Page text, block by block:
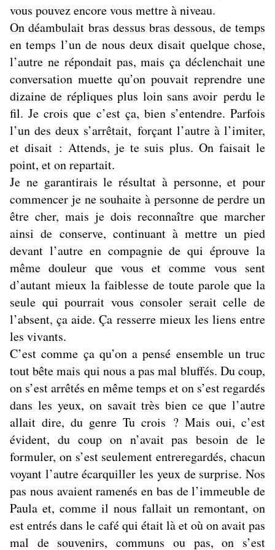
vous pouvez encore vous mettre à niveau.
On déambulait bras dessus bras dessous, de temps
en temps l’un de nous deux disait quelque chose,
l’autre ne répondait pas, mais ça déclenchait une
conversation muette qu’on pouvait reprendre une
dizaine de répliques plus loin sans avoir perdu le
fil. Je crois que c’est ça, bien s’entendre. Parfois
l’un des deux s’arrêtait, forçant l’autre à l’imiter,
et disait : Attends, je te suis plus. On faisait le
point, et on repartait.
Je ne garantirais le résultat à personne, et pour
commencer je ne souhaite à personne de perdre un
être cher, mais je dois reconnaître que marcher
ainsi de conserve, continuant à mettre un pied
devant l’autre en compagnie de qui éprouve la
même douleur que vous et comme vous sent
d’autant mieux la faiblesse de toute parole que la
seule qui pourrait vous consoler serait celle de
l’absent, ça aide. Ça resserre mieux les liens entre
les vivants.
C’est comme ça qu’on a pensé ensemble un truc
tout bête mais qui nous a pas mal bluffés. Du coup,
on s’est arrêtés en même temps et on s’est regardés
dans les yeux, on savait très bien ce que l’autre
allait dire, du genre Tu crois ? Mais oui, c’est
évident, du coup on n’avait pas besoin de le
formuler, on s’est seulement entreregardés, chacun
voyant l’autre écarquiller les yeux de surprise. Nos
pas nous avaient ramenés en bas de l’immeuble de
Paula et, comme il nous fallait un remontant, on
est entrés dans le café qui était là et où on avait pas
mal de souvenirs, communs ou pas, on s’est